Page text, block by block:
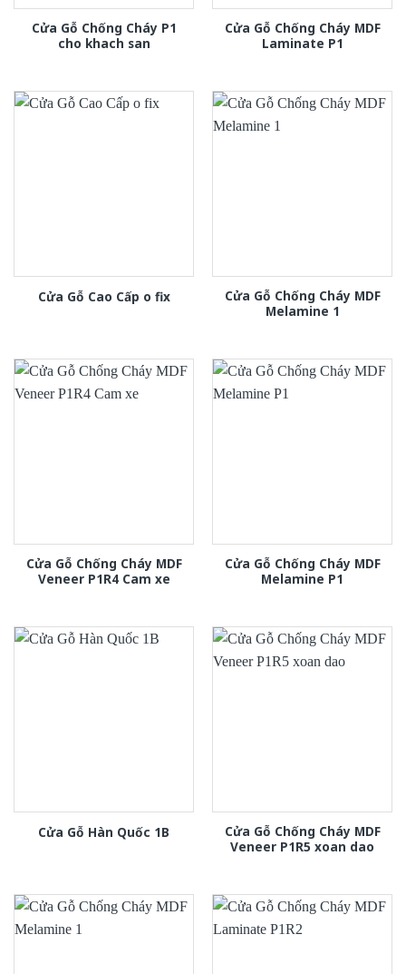
Cửa Gỗ Chống Cháy P1
cho khach san
Cửa Gỗ Chống Cháy MDF
Laminate P1
Cửa Gỗ Cao Cấp o fix
Cửa Gỗ Chống Cháy MDF
Melamine 1
Cửa Gỗ Chống Cháy MDF
Veneer P1R4 Cam xe
Cửa Gỗ Chống Cháy MDF
Melamine P1
Cửa Gỗ Hàn Quốc 1B
Cửa Gỗ Chống Cháy MDF
Veneer P1R5 xoan dao